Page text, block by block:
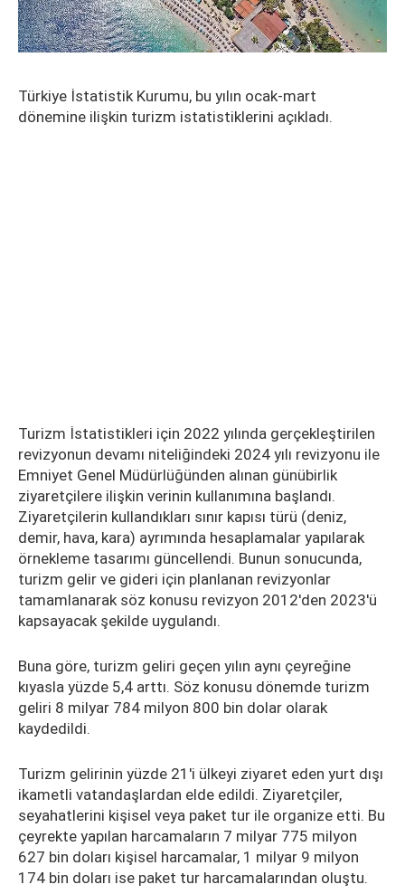
Türkiye İstatistik Kurumu, bu yılın ocak-mart
dönemine ilişkin turizm istatistiklerini açıkladı.
Turizm İstatistikleri için 2022 yılında gerçekleştirilen
revizyonun devamı niteliğindeki 2024 yılı revizyonu ile
Emniyet Genel Müdürlüğünden alınan günübirlik
ziyaretçilere ilişkin verinin kullanımına başlandı.
Ziyaretçilerin kullandıkları sınır kapısı türü (deniz,
demir, hava, kara) ayrımında hesaplamalar yapılarak
örnekleme tasarımı güncellendi. Bunun sonucunda,
turizm gelir ve gideri için planlanan revizyonlar
tamamlanarak söz konusu revizyon 2012'den 2023'ü
kapsayacak şekilde uygulandı.
Buna göre, turizm geliri geçen yılın aynı çeyreğine
kıyasla yüzde 5,4 arttı. Söz konusu dönemde turizm
geliri 8 milyar 784 milyon 800 bin dolar olarak
kaydedildi.
Turizm gelirinin yüzde 21'i ülkeyi ziyaret eden yurt dışı
ikametli vatandaşlardan elde edildi. Ziyaretçiler,
seyahatlerini kişisel veya paket tur ile organize etti. Bu
çeyrekte yapılan harcamaların 7 milyar 775 milyon
627 bin doları kişisel harcamalar, 1 milyar 9 milyon
174 bin doları ise paket tur harcamalarından oluştu.